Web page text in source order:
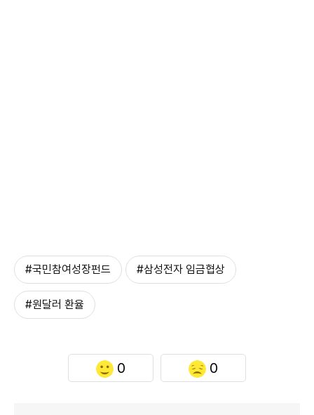
#국민참여성장펀드 #삼성전자 임금협상
#원달러 환율
0 0